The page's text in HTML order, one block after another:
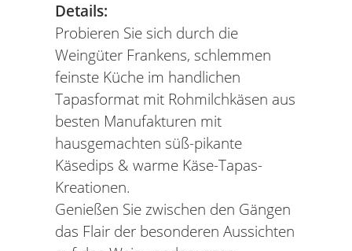
Details:
Probieren Sie sich durch die
Weingüter Frankens, schlemmen
feinste Küche im handlichen
Tapasformat mit Rohmilchkäsen aus
besten Manufakturen mit
hausgemachten süß-pikante
Käsedips & warme Käse-Tapas-
Kreationen.
Genießen Sie zwischen den Gängen
das Flair der besonderen Aussichten